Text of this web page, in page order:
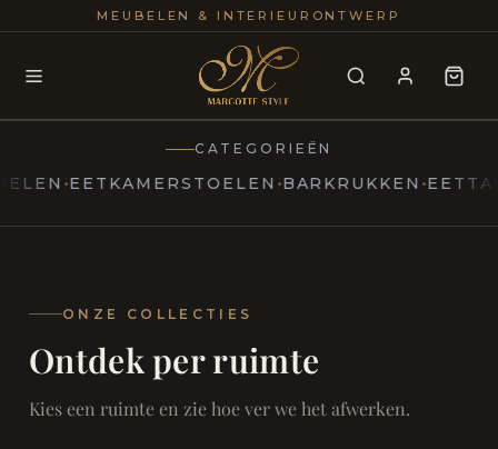
MEUBELEN & INTERIEURONTWERP
Modern
Marcottestyle Living
25+
CATEGORIEËN
EETKAMERSTOELEN BARKRUKKEN EETTAFELS
ONZE COLLECTIES
Ontdek per ruimte
Kies een ruimte en zie hoe ver we het afwerken.
SAMEN ONTSPANNEN
Woonkamer
Eetkamer
RUST EN RETRAITE